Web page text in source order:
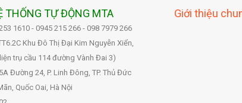
THỐNG TỰ ĐỘNG MTA
1610 - 0945 215 266 - 098 7979 266
Khu Đô Thị Đại Kim Nguyễn Xiển,
trụ cầu 114 đường Vành Đai 3)
Đường 24, P. Linh Đông, TP. Thủ Đức
Quốc Oai, Hà Nội
Giới thiệu